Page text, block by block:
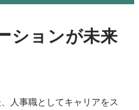
ションが未来
人事職としてキャリアをス